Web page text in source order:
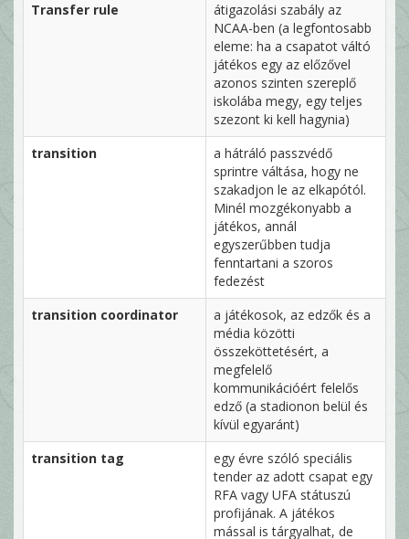
Transfer rule
átigazolási szabály az
NCAA-ben (a legfontosabb
eleme: ha a csapatot váltó
játékos egy az előzővel
azonos szinten szereplő
iskolába megy, egy teljes
szezont ki kell hagynia)
transition
a hátráló passzvédő
sprintre váltása, hogy ne
szakadjon le az elkapótól.
Minél mozgékonyabb a
játékos, annál
egyszerűbben tudja
fenntartani a szoros
fedezést
transition coordinator
a játékosok, az edzők és a
média közötti
összeköttetésért, a
megfelelő
kommunikációért felelős
edző (a stadionon belül és
kívül egyaránt)
transition tag
egy évre szóló speciális
tender az adott csapat egy
RFA vagy UFA státuszú
profijának. A játékos
mással is tárgyalhat, de